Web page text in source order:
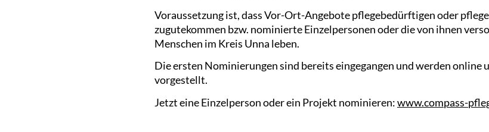
Voraussetzung ist, dass Vor-Ort-Angebote pflegebedürftigen oder
zugutekommen bzw. nominierte Einzelpersonen oder die von ihnen
Menschen im Kreis Unna leben.
Die ersten Nominierungen sind bereits eingegangen und werden online
vorgestellt.
Jetzt eine Einzelperson oder ein Projekt nominieren:www.compass-